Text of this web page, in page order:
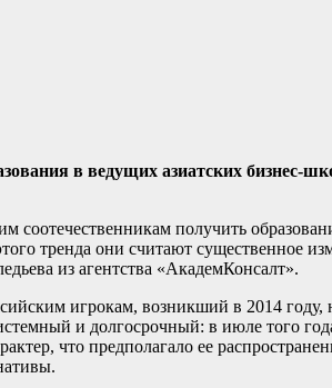
в ведущих азиатских бизнес-
получить
тренда они считают
из агентства «АкадемКонсалт».
игрокам, возникший в 2014
и долгосрочный: в июле того
что предполагало ее